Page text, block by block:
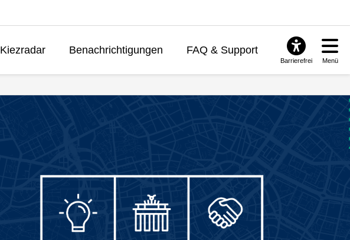
Kiezradar Benachrichtigungen FAQ & Support
Barrierefrei Menü